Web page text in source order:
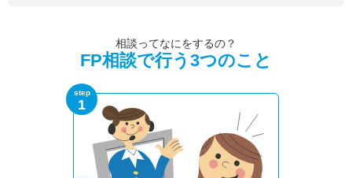
相談ってなにをするの？
FP相談で行う3つのこと
step
1